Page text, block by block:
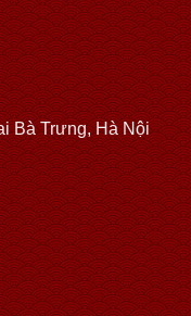
Bà Trưng, Hà Nội